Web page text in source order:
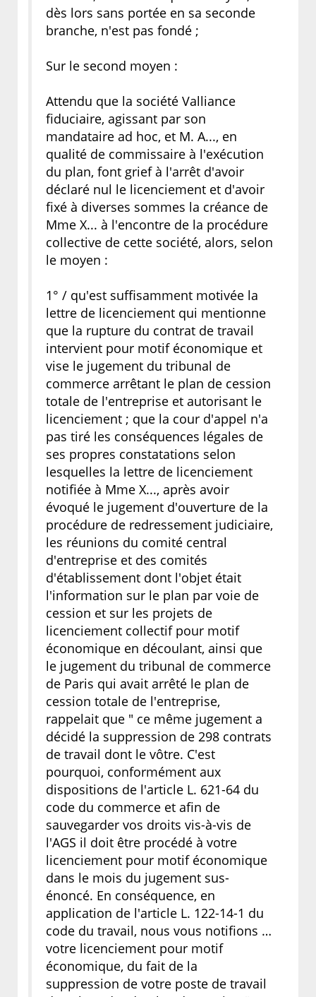
dès lors sans portée en sa seconde
branche, n'est pas fondé ;
Sur le second moyen :
Attendu que la société Valliance
fiduciaire, agissant par son
mandataire ad hoc, et M. A..., en
qualité de commissaire à l'exécution
du plan, font grief à l'arrêt d'avoir
déclaré nul le licenciement et d'avoir
fixé à diverses sommes la créance de
Mme X... à l'encontre de la procédure
collective de cette société, alors, selon
le moyen :
1° / qu'est suffisamment motivée la
lettre de licenciement qui mentionne
que la rupture du contrat de travail
intervient pour motif économique et
vise le jugement du tribunal de
commerce arrêtant le plan de cession
totale de l'entreprise et autorisant le
licenciement ; que la cour d'appel n'a
pas tiré les conséquences légales de
ses propres constatations selon
lesquelles la lettre de licenciement
notifiée à Mme X..., après avoir
évoqué le jugement d'ouverture de la
procédure de redressement judiciaire,
les réunions du comité central
d'entreprise et des comités
d'établissement dont l'objet était
l'information sur le plan par voie de
cession et sur les projets de
licenciement collectif pour motif
économique en découlant, ainsi que
le jugement du tribunal de commerce
de Paris qui avait arrêté le plan de
cession totale de l'entreprise,
rappelait que " ce même jugement a
décidé la suppression de 298 contrats
de travail dont le vôtre. C'est
pourquoi, conformément aux
dispositions de l'article L. 621-64 du
code du commerce et afin de
sauvegarder vos droits vis-à-vis de
l'AGS il doit être procédé à votre
licenciement pour motif économique
dans le mois du jugement sus-
énoncé. En conséquence, en
application de l'article L. 122-14-1 du
code du travail, nous vous notifions …
votre licenciement pour motif
économique, du fait de la
suppression de votre poste de travail